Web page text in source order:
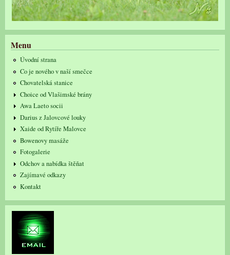
Menu
Úvodní strana
Co je nového v naší smečce
Chovatelská stanice
Choice od Vlašimské brány
Awa Laeto socii
Darius z Jalovcové louky
Xaide od Rytíře Malovce
Bowenovy masáže
Fotogalerie
Odchov a nabídka štěňat
Zajímavé odkazy
Kontakt